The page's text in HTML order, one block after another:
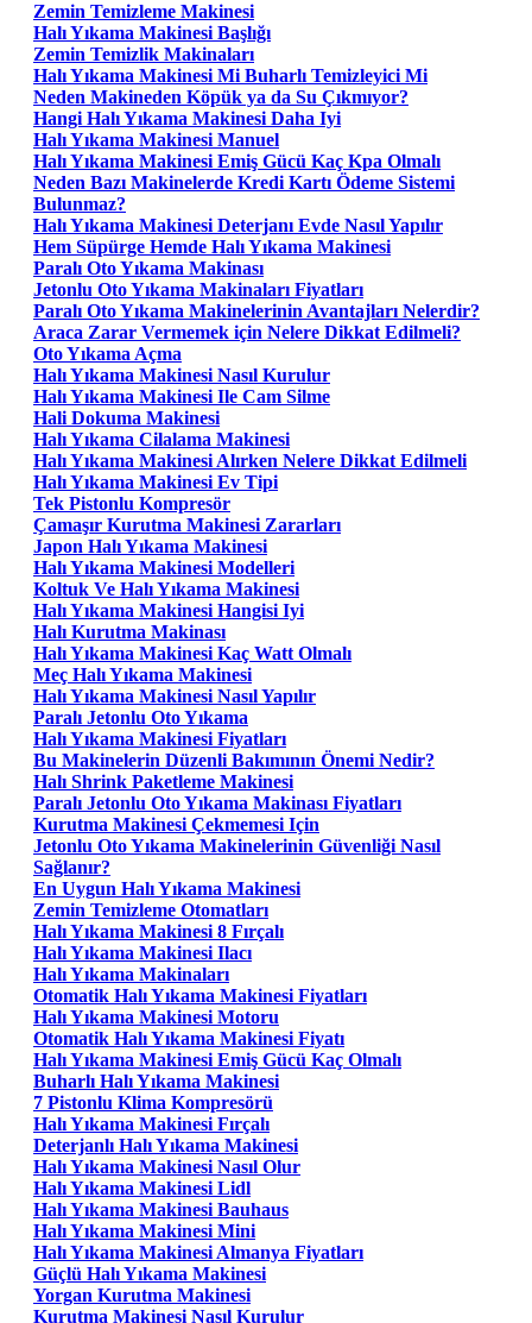
Zemin Temizleme Makinesi
Halı Yıkama Makinesi Başlığı
Zemin Temizlik Makinaları
Halı Yıkama Makinesi Mi Buharlı Temizleyici Mi
Neden Makineden Köpük ya da Su Çıkmıyor?
Hangi Halı Yıkama Makinesi Daha Iyi
Halı Yıkama Makinesi Manuel
Halı Yıkama Makinesi Emiş Gücü Kaç Kpa Olmalı
Neden Bazı Makinelerde Kredi Kartı Ödeme Sistemi
Bulunmaz?
Halı Yıkama Makinesi Deterjanı Evde Nasıl Yapılır
Hem Süpürge Hemde Halı Yıkama Makinesi
Paralı Oto Yıkama Makinası
Jetonlu Oto Yıkama Makinaları Fiyatları
Paralı Oto Yıkama Makinelerinin Avantajları Nelerdir?
Araca Zarar Vermemek için Nelere Dikkat Edilmeli?
Oto Yıkama Açma
Halı Yıkama Makinesi Nasıl Kurulur
Halı Yıkama Makinesi Ile Cam Silme
Hali Dokuma Makinesi
Halı Yıkama Cilalama Makinesi
Halı Yıkama Makinesi Alırken Nelere Dikkat Edilmeli
Halı Yıkama Makinesi Ev Tipi
Tek Pistonlu Kompresör
Çamaşır Kurutma Makinesi Zararları
Japon Halı Yıkama Makinesi
Halı Yıkama Makinesi Modelleri
Koltuk Ve Halı Yıkama Makinesi
Halı Yıkama Makinesi Hangisi Iyi
Halı Kurutma Makinası
Halı Yıkama Makinesi Kaç Watt Olmalı
Meç Halı Yıkama Makinesi
Halı Yıkama Makinesi Nasıl Yapılır
Paralı Jetonlu Oto Yıkama
Halı Yıkama Makinesi Fiyatları
Bu Makinelerin Düzenli Bakımının Önemi Nedir?
Halı Shrink Paketleme Makinesi
Paralı Jetonlu Oto Yıkama Makinası Fiyatları
Kurutma Makinesi Çekmemesi Için
Jetonlu Oto Yıkama Makinelerinin Güvenliği Nasıl
Sağlanır?
En Uygun Halı Yıkama Makinesi
Zemin Temizleme Otomatları
Halı Yıkama Makinesi 8 Fırçalı
Halı Yıkama Makinesi Ilacı
Halı Yıkama Makinaları
Otomatik Halı Yıkama Makinesi Fiyatları
Halı Yıkama Makinesi Motoru
Otomatik Halı Yıkama Makinesi Fiyatı
Halı Yıkama Makinesi Emiş Gücü Kaç Olmalı
Buharlı Halı Yıkama Makinesi
7 Pistonlu Klima Kompresörü
Halı Yıkama Makinesi Fırçalı
Deterjanlı Halı Yıkama Makinesi
Halı Yıkama Makinesi Nasıl Olur
Halı Yıkama Makinesi Lidl
Halı Yıkama Makinesi Bauhaus
Halı Yıkama Makinesi Mini
Halı Yıkama Makinesi Almanya Fiyatları
Güçlü Halı Yıkama Makinesi
Yorgan Kurutma Makinesi
Kurutma Makinesi Nasıl Kurulur